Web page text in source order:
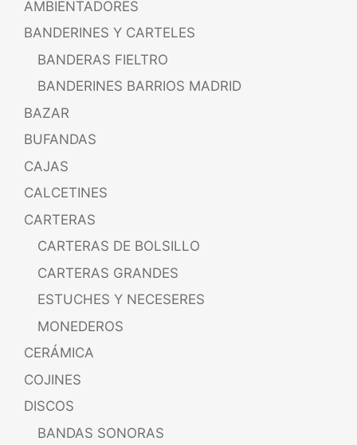
AMBIENTADORES
BANDERINES Y CARTELES
BANDERAS FIELTRO
BANDERINES BARRIOS MADRID
BAZAR
BUFANDAS
CAJAS
CALCETINES
CARTERAS
CARTERAS DE BOLSILLO
CARTERAS GRANDES
ESTUCHES Y NECESERES
MONEDEROS
CERÁMICA
COJINES
DISCOS
BANDAS SONORAS